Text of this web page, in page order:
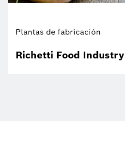
Plantas de fabricación
Richetti Food Industry